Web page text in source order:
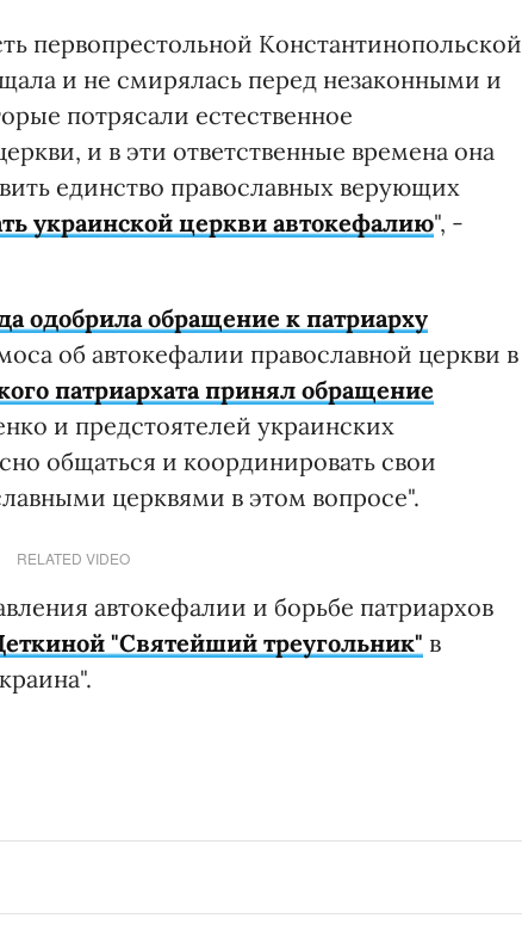
первопрестольной Константинопольской
и не смирялась перед незаконными и
потрясали естественное
и в эти ответственные времена она
единство православных верующих
украинской церкви автокефалию", -
одобрила обращение к патриарху
об автокефалии православной церкви в
патриархата принял обращение
и предстоятелей украинских
общаться и координировать свои
церквями в этом вопросе".
RELATED VIDEO
автокефалии и борьбе патриархов
"Святейший треугольник" в